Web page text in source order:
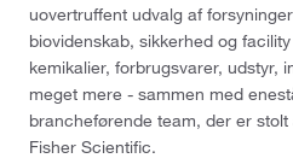
uovertruffent udvalg af
biovidenskab, sikkerhed og
kemikalier, forbrugsvarer, udstyr,
meget mere - sammen med
brancheførende team, der er
Fisher Scientific.